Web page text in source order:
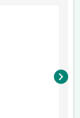
鈴